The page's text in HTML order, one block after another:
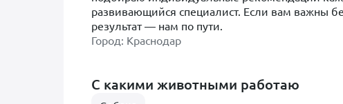
развивающийся специалист. Если вам важны
результат — нам по пути.
Город: Краснодар
С какими животными работаю